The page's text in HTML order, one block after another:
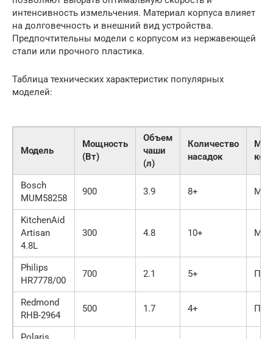
интенсивность измельчения. Материал корпуса влияет
на долговечность и внешний вид устройства.
Предпочтительны модели с корпусом из нержавеющей
стали или прочного пластика.
Таблица технических характеристик популярных
моделей:
Модель
Мощность
(Вт)
Объем
чаши
(л)
Количество
насадок
Bosch
MUM58258
900 3.9 8+
KitchenAid
Artisan
4.8L
300 4.8 10+
Philips
HR7778/00
700 2.1 5+
Redmond
RHB-2964
500 1.7 4+